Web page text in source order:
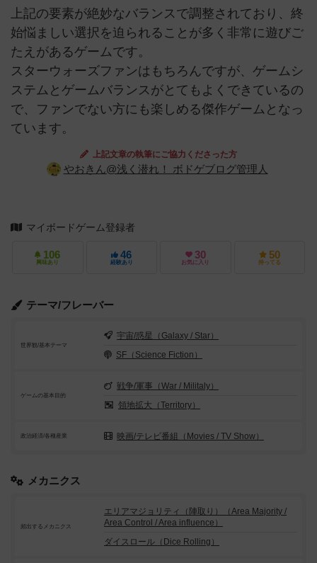
上記の要素が絶妙なバランスで調整されており、終
始悩ましい選択を迫られることが多く非常に遊びご
たえがあるゲームです。
スターウォーズファンはもちろんですが、ゲームシ
ステムとゲームバランスがとてもよくできているの
で、ファンでない方にも楽しめる傑作ゲームとなっ
ています。
上記文章の執筆にご協力くださった方
やおきん@浅く潜れ！ ボドゲブログ管理人
マイボードゲーム登録者
106
興味あり
46
経験あり
30
お気に入り
50
持ってる
テーマ/フレーバー
世界観/基本テーマ
宇宙/惑星（Galaxy / Star）
SF（Science Fiction）
ゲームの基本目的
戦争/軍事（War / Militaly）
領地拡大（Territory）
政治経済/各種産業 映画/テレビ番組（Movies / TV Show）
メカニクス
頻出するメカニクス
エリアマジョリティ（陣取り）（Area Majority /
Area Control / Area influence）
ダイスロール（Dice Rolling）